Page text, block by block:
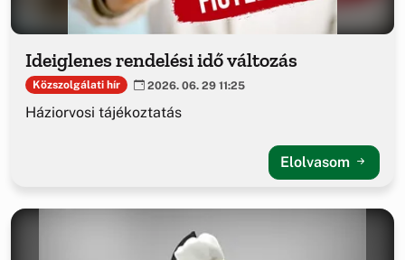
Ideiglenes rendelési idő változás
Közszolgálati hír 2026. 06. 29 11:25
Háziorvosi tájékoztatás
Elolvasom